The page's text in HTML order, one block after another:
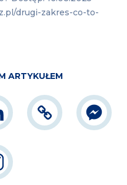
drugi-zakres-co-to-
ARTYKUŁEM